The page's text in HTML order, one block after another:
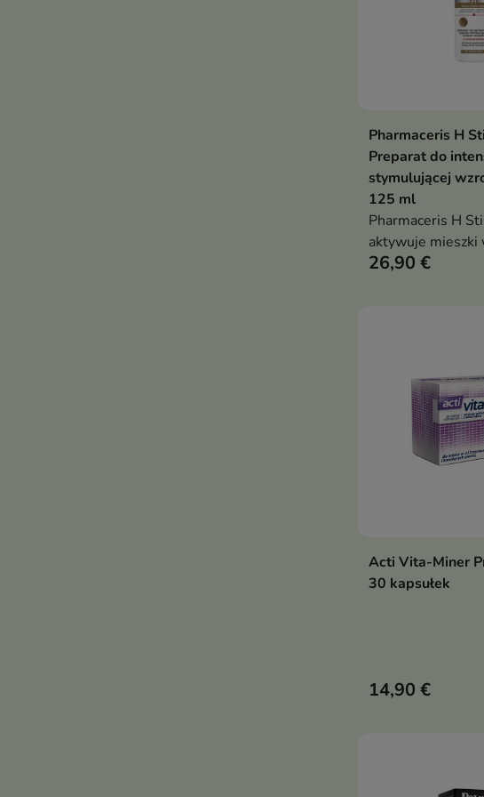
Dodaj
Pharmaceris H
Preparat do
stymulującej
125 ml
Pharmaceris H
aktywuje mieszki
wzrostu zwiększa
26,90 €

Acti Vita-Miner
30 kapsułek
14,90 €